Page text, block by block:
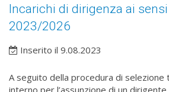
Incarichi di dirigenza ai sensi
2023/2026
Inserito il 9.08.2023
A seguito della procedura di selezione
interno per l’assunzione di un